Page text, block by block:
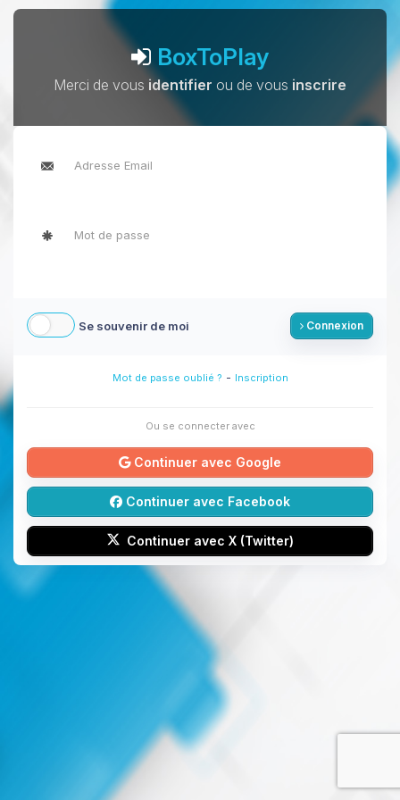
BoxToPlay
Merci de vous identifier ou de vous inscrire
Se souvenir de moi Connexion
Mot de passe oublié ? - Inscription
Ou se connecter avec
Continuer avec Google
Continuer avec Facebook
Continuer avec X (Twitter)